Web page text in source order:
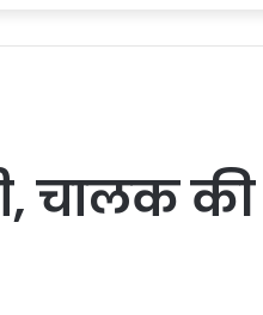
चालक की